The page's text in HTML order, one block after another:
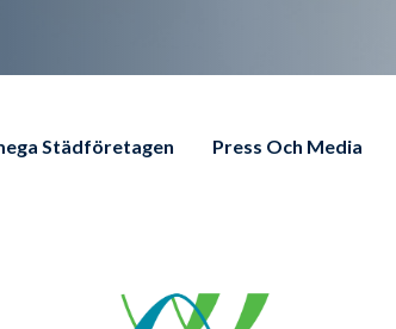
Städföretagen Press Och Media